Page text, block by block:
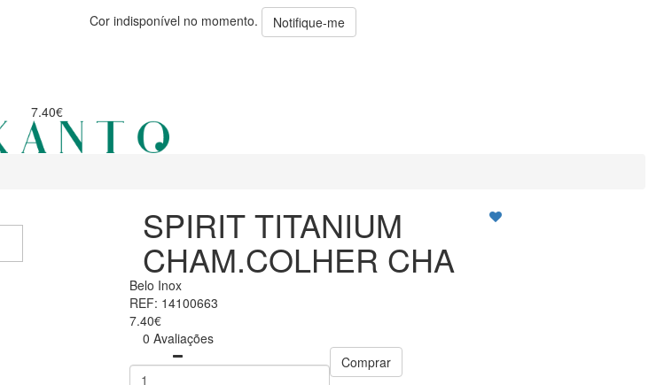
7.40€
Cor indisponível no momento. Notifique-me
SPIRIT TITANIUM
CHAM.COLHER CHA
Belo Inox
REF: 14100663
7.40€
0 Avaliações
Comprar